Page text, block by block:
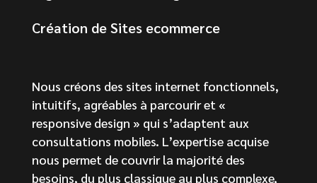
Création de Sites ecommerce
Nous créons des sites internet fonctionnels,
intuitifs, agréables à parcourir et «
responsive design » qui s’adaptent aux
consultations mobiles. L’expertise acquise
nous permet de couvrir la majorité des
besoins, du plus classique au plus complexe,